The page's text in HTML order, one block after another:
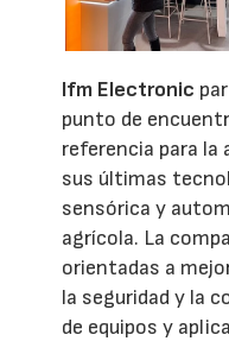
Ifm Electronic
punto de
referencia para
sus últimas
sensórica y
agrícola. La
orientadas a
la seguridad y la
de equipos y